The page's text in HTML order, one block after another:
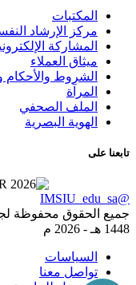
المكتبات
مركز الإرشاد
المشاركة
ميثاق العملاء
الشروط والأحكام
المرآة
الملف الصحفي
الهوية البصرية
تابعنا على
@IMSIU_edu_sa
جميع الحقوق محفوظة
1448 هـ -
2026 م
السياسات
تواصل معنا